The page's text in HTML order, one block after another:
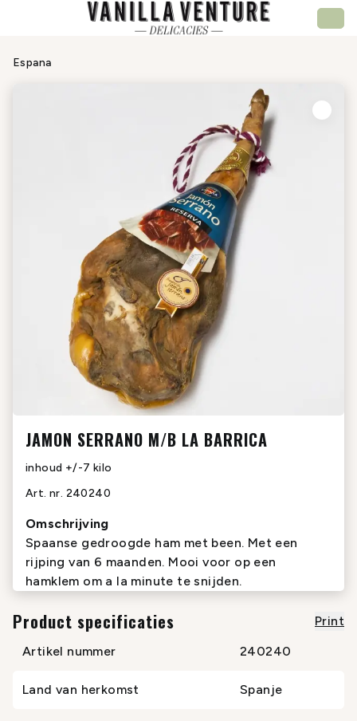
Espana
JAMON SERRANO M/B LA BARRICA
inhoud +/-7 kilo
Art. nr. 240240
Omschrijving
Spaanse gedroogde ham met been. Met een
rijping van 6 maanden. Mooi voor op een
hamklem om a la minute te snijden.
Product specificaties
Print
Artikel nummer
240240
Land van herkomst Spanje